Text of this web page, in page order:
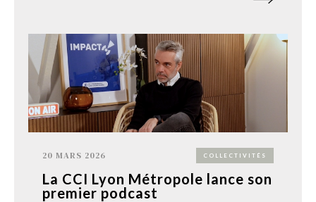
20 MARS 2026 COLLECTIVITÉS
La CCI Lyon Métropole lance son
premier podcast